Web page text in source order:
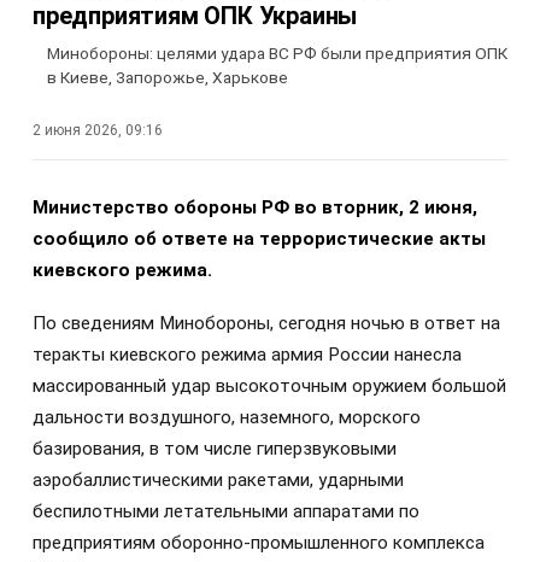
предприятиям ОПК Украины
Минобороны: целями удара ВС РФ были предприятия ОПК
в Киеве, Запорожье, Харькове
2 июня 2026, 09:16
Министерство обороны РФ во вторник, 2 июня,
сообщило об ответе на террористические акты
киевского режима.
По сведениям Минобороны, сегодня ночью в ответ на
теракты киевского режима армия России нанесла
массированный удар высокоточным оружием большой
дальности воздушного, наземного, морского
базирования, в том числе гиперзвуковыми
аэробаллистическими ракетами, ударными
беспилотными летательными аппаратами по
предприятиям оборонно-промышленного комплекса